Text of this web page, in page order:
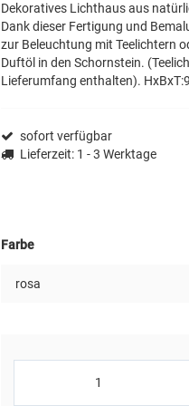
Dekoratives Lichthaus aus
Dank dieser Fertigung und
zur Beleuchtung mit Teelichtern
Duftöl in den Schornstein.
Lieferumfang enthalten).
sofort verfügbar
Lieferzeit: 1 - 3 Werktage
Farbe
rosa